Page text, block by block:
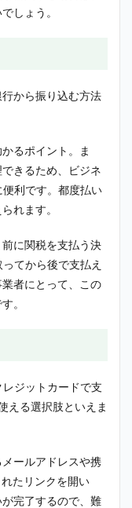
しょう。
から振り込む方法
るポイント。ま
きるため、ビジネ
利です。都度払い
れます。
に関税を支払う決
てから後で支払え
者にとって、この
。
ジットカードで支
える選択肢といえま
ールアドレスや携
たリンクを開い
完了するので、難